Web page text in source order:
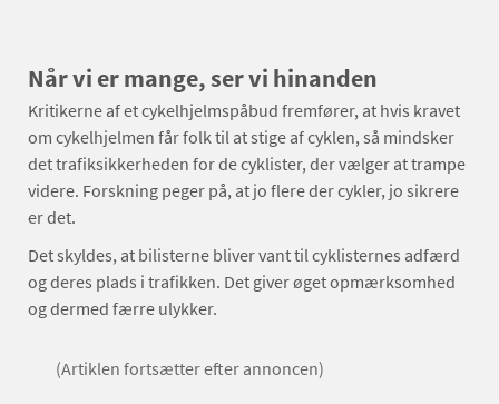
Når vi er mange, ser vi hinanden
Kritikerne af et cykelhjelmspåbud fremfører, at hvis kravet
om cykelhjelmen får folk til at stige af cyklen, så mindsker
det trafiksikkerheden for de cyklister, der vælger at trampe
videre. Forskning peger på, at jo flere der cykler, jo sikrere
er det.
Det skyldes, at bilisterne bliver vant til cyklisternes adfærd
og deres plads i trafikken. Det giver øget opmærksomhed
og dermed færre ulykker.
(Artiklen fortsætter efter annoncen)